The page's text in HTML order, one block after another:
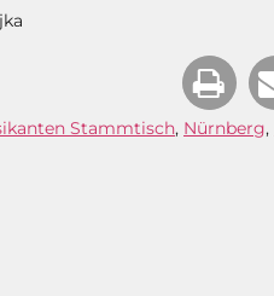
Stammtisch, Nürnberg,